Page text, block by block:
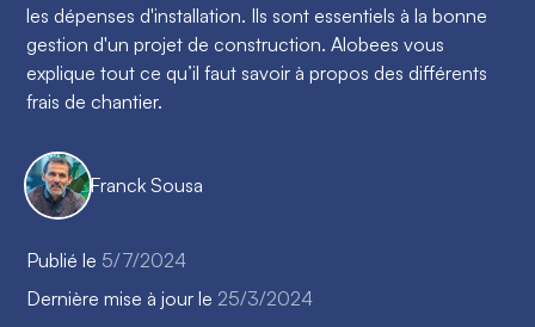
les dépenses d'installation. Ils sont essentiels à la bonne
gestion d'un projet de construction. Alobees vous
explique tout ce qu’il faut savoir à propos des différents
frais de chantier.
Franck Sousa
Publié le 5/7/2024
Dernière mise à jour le 25/3/2024